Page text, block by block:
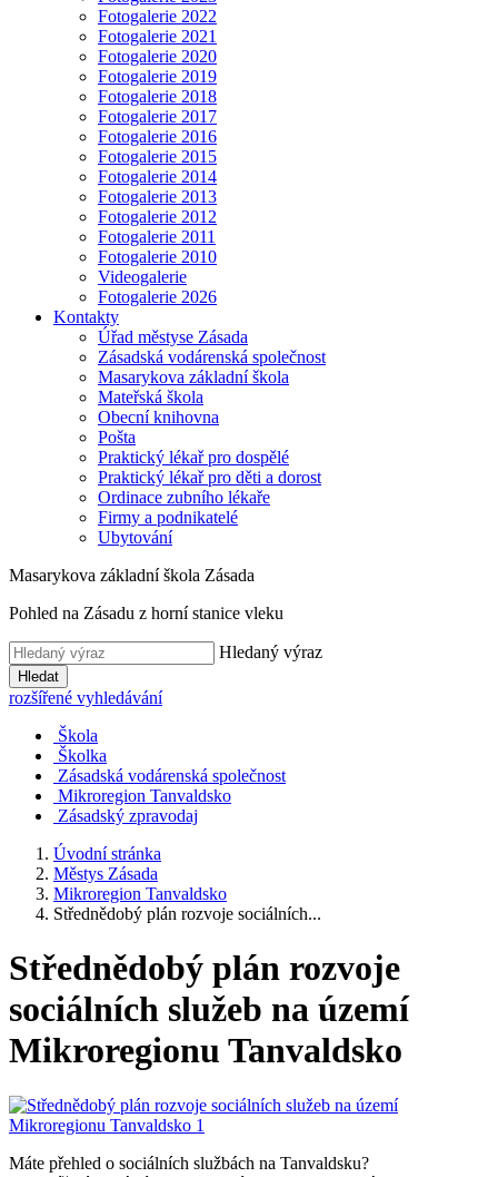
Fotogalerie 2022
Fotogalerie 2021
Fotogalerie 2020
Fotogalerie 2019
Fotogalerie 2018
Fotogalerie 2017
Fotogalerie 2016
Fotogalerie 2015
Fotogalerie 2014
Fotogalerie 2013
Fotogalerie 2012
Fotogalerie 2011
Fotogalerie 2010
Videogalerie
Fotogalerie 2026
Kontakty
Úřad městyse Zásada
Zásadská vodárenská společnost
Masarykova základní škola
Mateřská škola
Obecní knihovna
Pošta
Praktický lékař pro dospělé
Praktický lékař pro děti a dorost
Ordinace zubního lékaře
Firmy a podnikatelé
Ubytování
Masarykova základní škola Zásada
Pohled na Zásadu z horní stanice vleku
Hledaný výraz
Hledat
rozšířené vyhledávání
Škola
Školka
Zásadská vodárenská společnost
Mikroregion Tanvaldsko
Zásadský zpravodaj
Úvodní stránka
Městys Zásada
Mikroregion Tanvaldsko
Střednědobý plán rozvoje sociálních...
Střednědobý plán rozvoje
sociálních služeb na území
Mikroregionu Tanvaldsko
Máte přehled o sociálních službách na Tanvaldsku?